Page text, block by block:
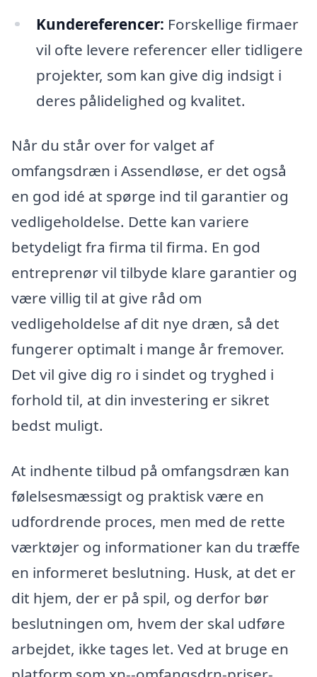
Kundereferencer: Forskellige firmaer
vil ofte levere referencer eller tidligere
projekter, som kan give dig indsigt i
deres pålidelighed og kvalitet.
Når du står over for valget af
omfangsdræn i Assendløse, er det også
en god idé at spørge ind til garantier og
vedligeholdelse. Dette kan variere
betydeligt fra firma til firma. En god
entreprenør vil tilbyde klare garantier og
være villig til at give råd om
vedligeholdelse af dit nye dræn, så det
fungerer optimalt i mange år fremover.
Det vil give dig ro i sindet og tryghed i
forhold til, at din investering er sikret
bedst muligt.
At indhente tilbud på omfangsdræn kan
følelsesmæssigt og praktisk være en
udfordrende proces, men med de rette
værktøjer og informationer kan du træffe
en informeret beslutning. Husk, at det er
dit hjem, der er på spil, og derfor bør
beslutningen om, hvem der skal udføre
arbejdet, ikke tages let. Ved at bruge en